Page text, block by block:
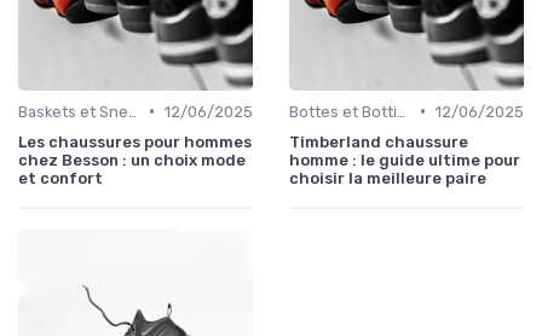
• 12/06/2025
Les chaussures pour hommes
chez Besson : un choix mode
et confort
• 12/06/2025
Timberland chaussure
homme : le guide ultime pour
choisir la meilleure paire